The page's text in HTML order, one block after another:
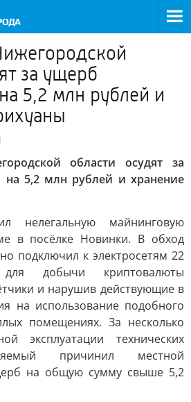
за ущерб
5,2 млн рублей и
области осудят за
на 5,2 млн рублей и хранение
нелегальную майнинговую
в посёлке Новинки. В обход
подключил к электросетям 22
для добычи криптовалюты
и нарушив действующие в
на использование подобного
помещениях. За несколько
эксплуатации технических
причинил местной
на общую сумму свыше 5,2